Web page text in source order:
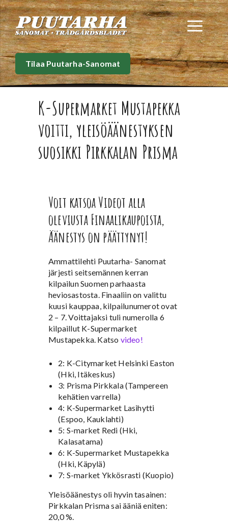
Siirry
sisältöön
Tilaa Puutarha-Sanomat
K-Supermarket Mustapekka
voitti, yleisöäänestyksen
suosikki Pirkkalan Prisma
Voit katsoa Videot alla
oleviusta Finaalikaupoista,
Äänestys on päättynyt!
Ammattilehti Puutarha- Sanomat
järjesti seitsemännen kerran
kilpailun Suomen parhaasta
heviosastosta. Finaaliin on valittu
kuusi kauppaa, kilpailunumerot ovat
2 – 7. Voittajaksi tuli numerolla 6
kilpaillut K-Supermarket
Mustapekka. Katso video!
2: K-Citymarket Helsinki Easton
(Hki, Itäkeskus)
3: Prisma Pirkkala (Tampereen
kehätien varrella)
4: K-Supermarket Lasihytti
(Espoo, Kauklahti)
5: S-market Redi (Hki,
Kalasatama)
6: K-Supermarket Mustapekka
(Hki, Käpylä)
7: S-market Ykkösrasti (Kuopio)
Yleisöäänestys oli hyvin tasainen:
Pirkkalan Prisma sai ääniä eniten:
20,0 %.